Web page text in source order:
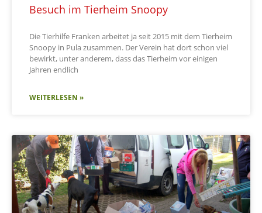
Besuch im Tierheim Snoopy
Die Tierhilfe Franken arbeitet ja seit 2015 mit dem Tierheim
Snoopy in Pula zusammen. Der Verein hat dort schon viel
bewirkt, unter anderem, dass das Tierheim vor einigen
Jahren endlich
WEITERLESEN »